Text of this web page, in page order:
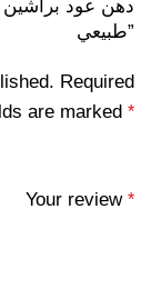
طبيعي”
Required
are marked *
Your review *